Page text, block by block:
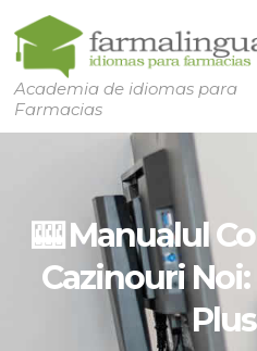
Academia de idiomas para
Farmacias
🎰 Manualul
Cazinouri